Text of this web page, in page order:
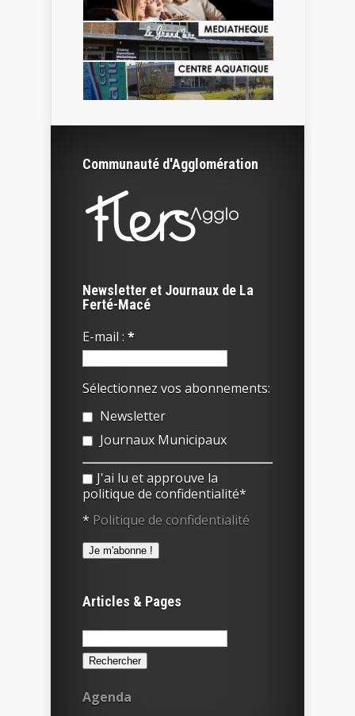
Communauté d'Agglomération
Newsletter et Journaux de La
Ferté-Macé
E-mail : *
Sélectionnez vos abonnements:
Newsletter
Journaux Municipaux
J'ai lu et approuve la
politique de confidentialité*
* Politique de confidentialité
Articles & Pages
Rechercher :
Agenda